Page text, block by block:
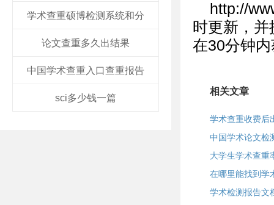
学术查重硕博检测系统和分
论文查重多久出结果
中国学术查重入口查重报告
sci多少钱一篇
http://
时更新，
在30分钟
相关文章
学术查重收费后
中国学术论文检
大学生学术查重
在哪里能找到学
学术检测报告文